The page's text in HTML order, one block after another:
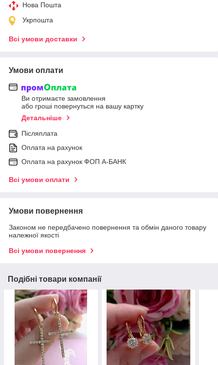
Нова Пошта
Укрпошта
Всі умови доставки
Умови оплати
Ви отримаєте замовлення
або гроші повернуться на вашу картку
Детальніше
Післяплата
Оплата на рахунок
Оплата на рахунок ФОП А-БАНК
Всі умови оплати
Умови повернення
Законом не передбачено повернення та обмін даного товару
належної якості
Всі умови повернення
Подібні товари компанії